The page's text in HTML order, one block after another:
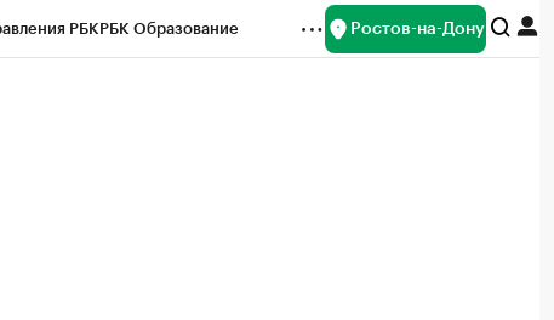
РБКРБК Образование Ростов-на-Дону